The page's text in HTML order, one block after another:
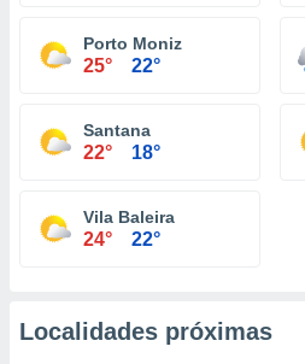
Porto Moniz
25° 22°
Santana
22° 18°
Vila Baleira
24° 22°
Localidades próximas